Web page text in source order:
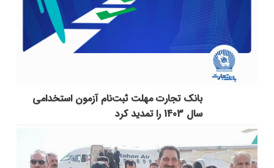
بانک تجارت مهلت ثبت‌نام آزمون استخدامی
سال 1403 را تمدید کرد